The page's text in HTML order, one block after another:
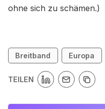
ohne sich zu schämen.)
Breitband Europa
TEILEN